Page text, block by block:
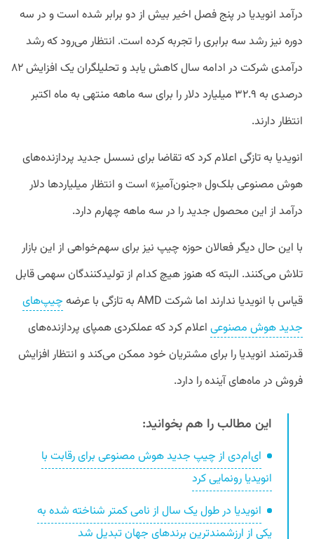
درآمد انویدیا در پنج فصل اخیر بیش از دو برابر شده است و در سه
دوره نیز رشد سه برابری را تجربه کرده است. انتظار می‌رود که رشد
درآمدی شرکت در ادامه سال کاهش یابد و تحلیلگران یک افزایش ۸۲
درصدی به ۳۲.۹ میلیارد دلار را برای سه ماهه منتهی به ماه اکتبر
انتظار دارند.
انویدیا به تازگی اعلام کرد که تقاضا برای نسسل جدید پردازنده‌های
هوش مصنوعی بلک‌ول «جنون‌آمیز» است و انتظار میلیارد‌ها دلار
درآمد از این محصول جدید را در سه ماهه چهارم دارد.
با این حال دیگر فعالان حوزه چیپ نیز برای سهم‌خواهی از این بازار
تلاش می‌کنند. البته که هنوز هیچ کدام از تولیدکنندگان سهمی قابل
قیاس با انویدیا ندارند اما شرکت AMD به تازگی با عرضه
چیپ‌های
جدید هوش مصنوعی اعلام کرد که عملکردی همپای پردازنده‌های
قدرتمند انویدیا را برای مشتریان خود ممکن می‌کند و انتظار افزایش
فروش در ماه‌های آینده را دارد.
این مطالب را هم بخوانید:
ای‌ام‌دی از چیپ جدید هوش مصنوعی برای رقابت با
انویدیا رونمایی کرد
انویدیا در طول یک سال از نامی کمتر شناخته شده به
یکی از ارزشمندترین برند‌های جهان تبدیل شد